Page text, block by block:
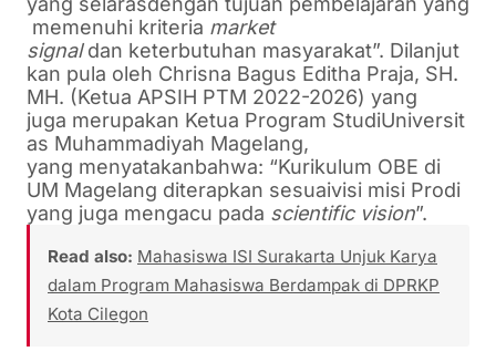
memenuhi kriteria market
signaldan keterbutuhan masyarakat”. Dilanjut
kan pula oleh Chrisna Bagus Editha Praja, SH.
MH. (Ketua APSIH PTM 2022-2026) yang
juga merupakan Ketua Program StudiUniversit
as Muhammadiyah Magelang,
yang menyatakanbahwa: “Kurikulum OBE di
UM Magelang diterapkan sesuaivisi misi Prodi
yang juga mengacu pada scientific vision”.
Read also: Mahasiswa ISI Surakarta Unjuk Karya
dalam Program Mahasiswa Berdampak di DPRKP
Kota Cilegon